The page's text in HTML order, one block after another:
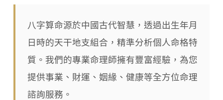
八字算命源於中國古代智慧，透過出生年月
日時的天干地支組合，精準分析個人命格特
質。我們的專業命理師擁有豐富經驗，為您
提供事業、財運、姻緣、健康等全方位命理
諮詢服務。